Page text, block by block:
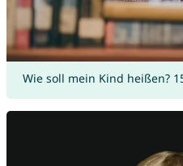
Wie soll mein Kind heißen?